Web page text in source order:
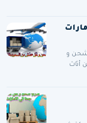
شحن و
أثاث